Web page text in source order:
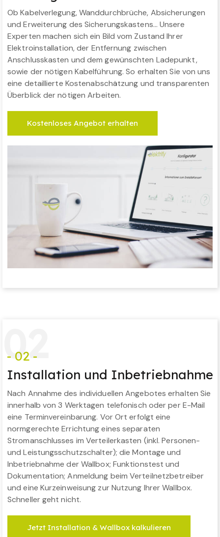
Ob Kabelverlegung, Wanddurchbrüche, Absicherungen
und Erweiterung des Sicherungskastens… Unsere
Experten machen sich ein Bild vom Zustand Ihrer
Elektroinstallation, der Entfernung zwischen
Anschlusskasten und dem gewünschten Ladepunkt,
sowie der nötigen Kabelführung. So erhalten Sie von uns
eine detaillierte Kostenabschätzung und transparenten
Überblick der nötigen Arbeiten.
Kostenloses Angebot erhalten
02
- 02 -
Installation und Inbetriebnahme
Nach Annahme des individuellen Angebotes erhalten Sie
innerhalb von 3 Werktagen telefonisch oder per E-Mail
eine Terminvereinbarung. Vor Ort erfolgt eine
normgerechte Errichtung eines separaten
Stromanschlusses im Verteilerkasten (inkl. Personen-
und Leistungsschutzschalter); die Montage und
Inbetriebnahme der Wallbox; Funktionstest und
Dokumentation; Anmeldung beim Verteilnetzbetreiber
und eine Kurzeinweisung zur Nutzung Ihrer Wallbox.
Schneller geht nicht.
Jetzt Installation & Wallbox kalkulieren